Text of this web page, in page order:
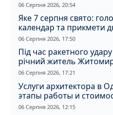
06 Серпня 2026, 20:54
Яке 7 серпня свято:
календар та прикмети
06 Серпня 2026, 17:50
Під час ракетного
річний житель
06 Серпня 2026, 17:21
Услуги архитектора в
этапы работы и
06 Серпня 2026, 12:15